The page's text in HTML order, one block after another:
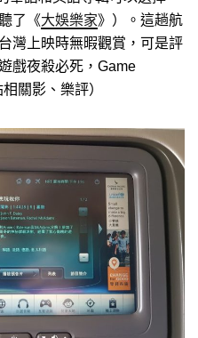
了《大娛樂家》）。這趟航
灣上映時無暇觀賞，可是評
戲夜殺必死，Game
關影、樂評）